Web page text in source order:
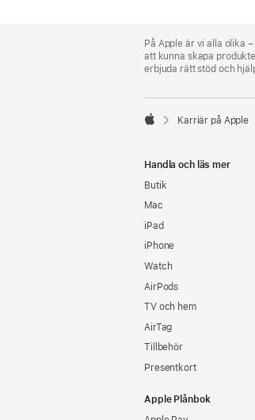
Footer
På Apple är vi alla olika
att kunna skapa
erbjuda rätt stöd och

Karriär på Apple
Handla och läs mer
Butik
Mac
iPad
iPhone
Watch
AirPods
TV och hem
AirTag
Tillbehör
Presentkort
Apple Plånbok